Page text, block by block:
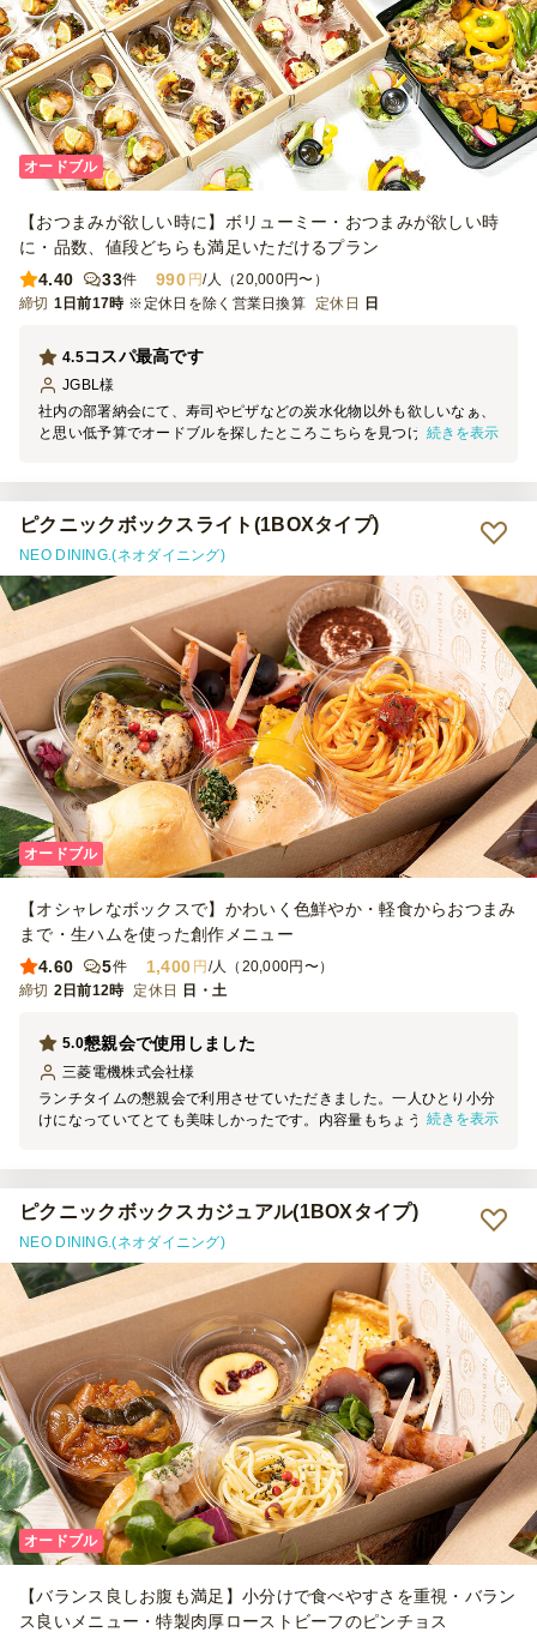
オードブル
【おつまみが欲しい時に】ボリューミー・おつまみが欲しい時
に・品数、値段どちらも満足いただけるプラン
4.40
33件 990 円/人（20,000円〜）
締切 1日前17時 ※定休日を除く営業日換算 定休日 日
コスパ最高です
4.5
JGBL様
社内の部署納会にて、寿司やピザなどの炭水化物以外も欲しいなぁ、
と思い低予算でオードブルを探したところこちらを見つけました。
かさがプラスされました。 これだけをメインにしてしまうと少々寂
しいかもしれませんが、今回のように炭水化物が別に用意されている
場合には十分かと思います。 味も美味しく、メンバーにも好評でし
た。
続きを表示
ピクニックボックスライト(1BOXタイプ)
NEO DINING.(ネオダイニング)
オードブル
【オシャレなボックスで】かわいく色鮮やか・軽食からおつまみ
まで・生ハムを使った創作メニュー
4.60
5件 1,400 円/人（20,000円〜）
締切 2日前12時 定休日 日・土
懇親会で使用しました
5.0
三菱電機株式会社様
ランチタイムの懇親会で利用させていただきました。一人ひとり小分
けになっていてとても美味しかったです。内容量もちょうどよく、デ
続きを表示
ピクニックボックスカジュアル(1BOXタイプ)
NEO DINING.(ネオダイニング)
オードブル
【バランス良しお腹も満足】小分けで食べやすさを重視・バラン
ス良いメニュー・特製肉厚ローストビーフのピンチョス